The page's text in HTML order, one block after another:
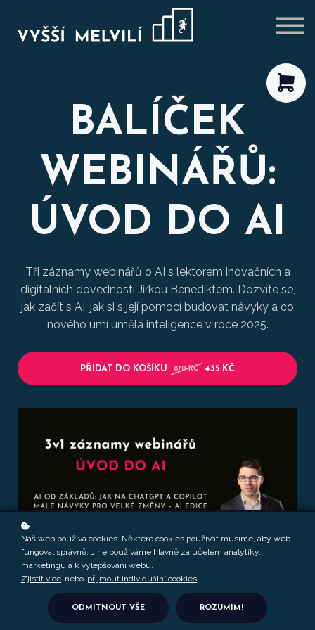
VÝHODNÉ BALÍČKY
BLOG
REGISTROVAT SE
BALÍČEK
WEBINÁŘŮ:
ÚVOD DO AI
Tři záznamy webinářů o AI s lektorem inovačních a
digitálních dovedností Jirkou Benediktem. Dozvíte se,
jak začít s AI, jak si s její pomocí budovat návyky a co
nového umí umělá inteligence v roce 2025.
PŘIDAT DO KOŠÍKU 870 KČ 435 KČ
2+1 ZDARMA
Náš web používá cookies. Některé cookies používat musíme, aby web
fungoval správně. Jiné používáme hlavně za účelem analytiky,
marketingu a k vylepšování webu.
Zjistit více nebo přijmout individuální cookies .
ODMÍTNOUT VŠE ROZUMÍM!